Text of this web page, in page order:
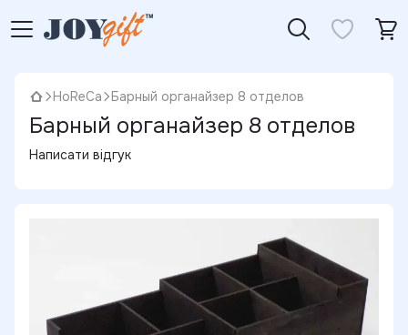
HoReCa Барный органайзер 8 отделов
Барный органайзер 8 отделов
Написати відгук